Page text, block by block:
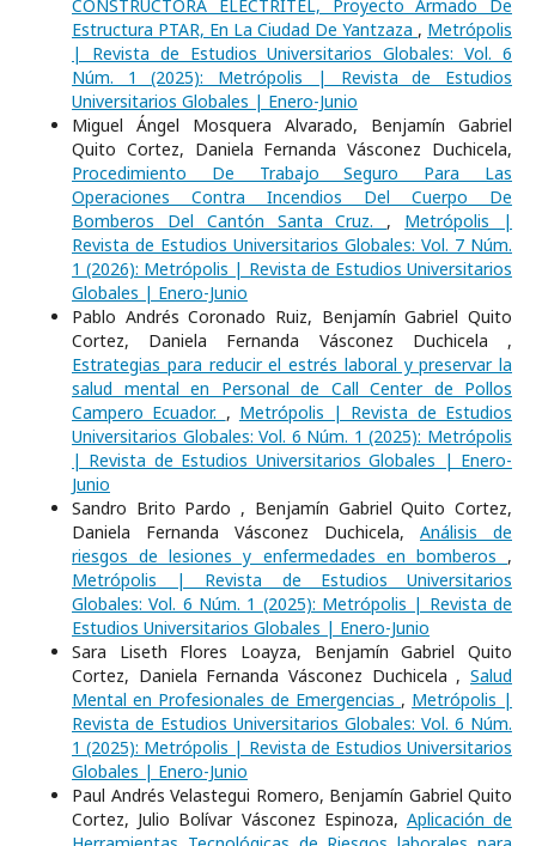
CONSTRUCTORA ELECTRITEL, Proyecto Armado De
Estructura PTAR, En La Ciudad De Yantzaza , Metrópolis
| Revista de Estudios Universitarios Globales: Vol. 6
Núm. 1 (2025): Metrópolis | Revista de Estudios
Universitarios Globales | Enero-Junio
Miguel Ángel Mosquera Alvarado, Benjamín Gabriel
Quito Cortez, Daniela Fernanda Vásconez Duchicela,
Procedimiento De Trabajo Seguro Para Las
Operaciones Contra Incendios Del Cuerpo De
Bomberos Del Cantón Santa Cruz. , Metrópolis |
Revista de Estudios Universitarios Globales: Vol. 7 Núm.
1 (2026): Metrópolis | Revista de Estudios Universitarios
Globales | Enero-Junio
Pablo Andrés Coronado Ruiz, Benjamín Gabriel Quito
Cortez, Daniela Fernanda Vásconez Duchicela ,
Estrategias para reducir el estrés laboral y preservar la
salud mental en Personal de Call Center de Pollos
Campero Ecuador. , Metrópolis | Revista de Estudios
Universitarios Globales: Vol. 6 Núm. 1 (2025): Metrópolis
| Revista de Estudios Universitarios Globales | Enero-
Junio
Sandro Brito Pardo , Benjamín Gabriel Quito Cortez,
Daniela Fernanda Vásconez Duchicela, Análisis de
riesgos de lesiones y enfermedades en bomberos ,
Metrópolis | Revista de Estudios Universitarios
Globales: Vol. 6 Núm. 1 (2025): Metrópolis | Revista de
Estudios Universitarios Globales | Enero-Junio
Sara Liseth Flores Loayza, Benjamín Gabriel Quito
Cortez, Daniela Fernanda Vásconez Duchicela , Salud
Mental en Profesionales de Emergencias , Metrópolis |
Revista de Estudios Universitarios Globales: Vol. 6 Núm.
1 (2025): Metrópolis | Revista de Estudios Universitarios
Globales | Enero-Junio
Paul Andrés Velastegui Romero, Benjamín Gabriel Quito
Cortez, Julio Bolívar Vásconez Espinoza, Aplicación de